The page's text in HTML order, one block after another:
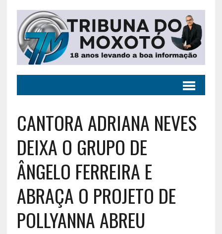
CANTORA ADRIANA NEVES
DEIXA O GRUPO DE
ÂNGELO FERREIRA E
ABRAÇA O PROJETO DE
POLLYANNA ABREU